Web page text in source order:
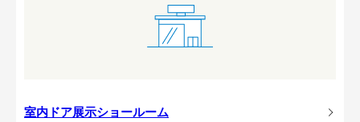
室内ドア展示ショールーム